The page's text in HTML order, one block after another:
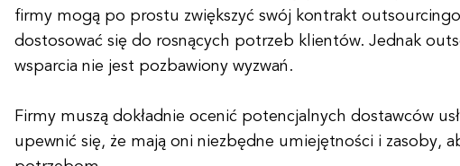
firmy mogą po prostu zwiększyć swój kontrakt
dostosować się do rosnących potrzeb klientów. Jednak
wsparcia nie jest pozbawiony wyzwań.
Firmy muszą dokładnie ocenić potencjalnych dostawców
upewnić się, że mają oni niezbędne umiejętności i zasoby,